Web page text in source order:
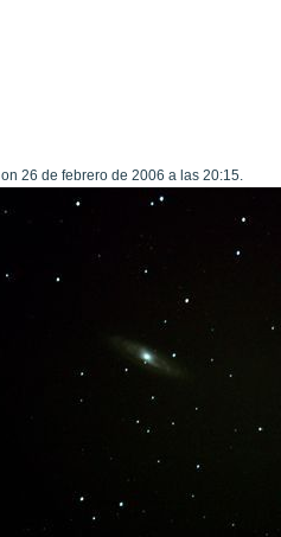
on 26 de febrero de 2006 a las 20:15.